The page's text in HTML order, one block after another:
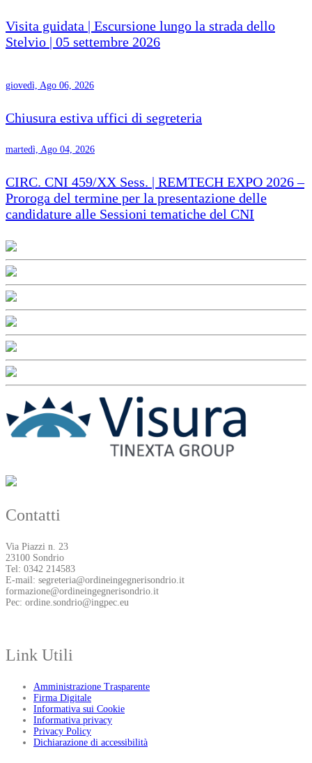
Visita guidata | Escursione lungo la strada dello
Stelvio | 05 settembre 2026
giovedì, Ago 06, 2026
Chiusura estiva uffici di segreteria
martedì, Ago 04, 2026
CIRC. CNI 459/XX Sess. | REMTECH EXPO 2026 –
Proroga del termine per la presentazione delle
candidature alle Sessioni tematiche del CNI
Contatti
Via Piazzi n. 23
23100 Sondrio
Tel: 0342 214583
E-mail: segreteria@ordineingegnerisondrio.it
formazione@ordineingegnerisondrio.it
Pec: ordine.sondrio@ingpec.eu
Link Utili
Amministrazione Trasparente
Firma Digitale
Informativa sui Cookie
Informativa privacy
Privacy Policy
Dichiarazione di accessibilità